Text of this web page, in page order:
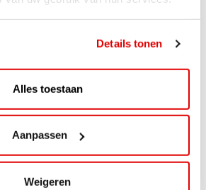
Details tonen
Alles toestaan
Aanpassen
Weigeren